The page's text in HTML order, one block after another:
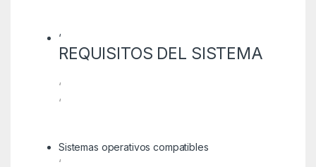
‘
REQUISITOS DEL SISTEMA
‘
‘
Sistemas operativos compatibles
‘